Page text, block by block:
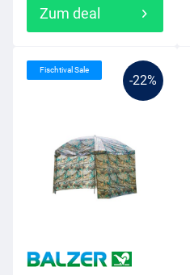
Zum deal
-22%
Fischtival Sale